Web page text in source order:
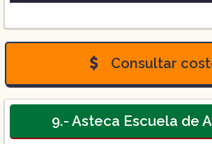
Seguridad Aérea:
Consultar
9.- Asteca Escuela de